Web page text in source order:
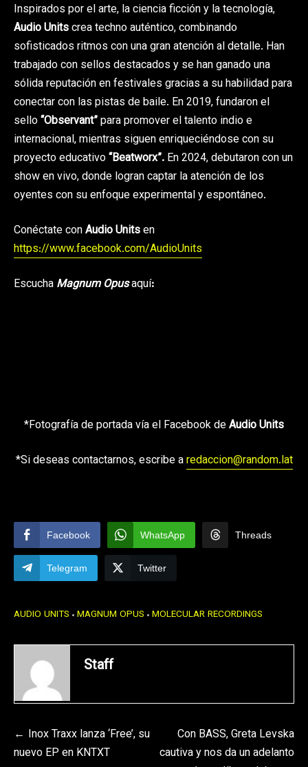
Inspirados por el arte, la ciencia ficción y la tecnología,
Audio Unitscrea techno auténtico, combinando
sofisticados ritmos con una gran atención al detalle. Han
trabajado con sellos destacados y se han ganado una
sólida reputación en festivales gracias a su habilidad para
conectar con las pistas de baile. En 2019, fundaron el
sello“Observant”para promover el talento indio e
internacional, mientras siguen enriqueciéndose con su
proyecto educativo“Beatworx”. En 2024, debutaron con un
show en vivo, donde logran captar la atención de los
oyentes con su enfoque experimental y espontáneo.
Conéctate conAudio Unitsen
https://www.facebook.com/AudioUnits
Escucha Magnum Opusaquí:
*Fotografía de portada vía el Facebook deAudio Units
*Si deseas contactarnos, escribe aredaccion@random.lat
Facebook WhatsApp Threads
Telegram Twitter
AUDIO UNITS MAGNUM OPUS MOLECULAR RECORDINGS
Staff
Navegación
Inox Traxx lanza ‘Free’, su
nuevo EP en KNTXT
Con BASS, Greta Levska
cautiva y nos da un adelanto